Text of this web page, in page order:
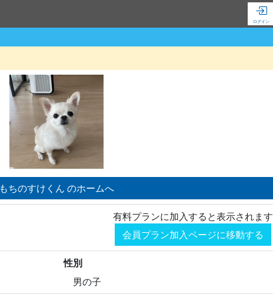
ログイン
もちのすけくん のホームへ
有料プランに加入すると表示されます
会員プラン加入ページに移動する
性別
男の子